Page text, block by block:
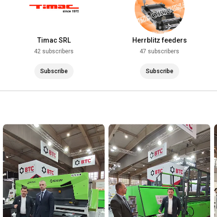
Timac SRL
42 subscribers
Subscribe
Herrblitz feeders
47 subscribers
Subscribe